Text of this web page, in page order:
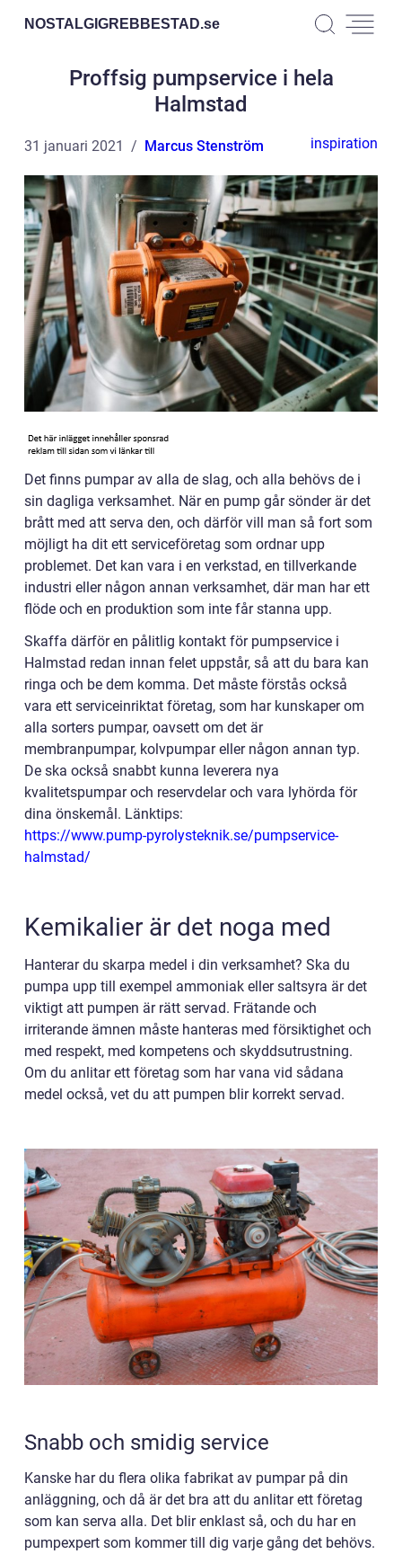
NOSTALGIGREBBESTAD.se
Proffsig pumpservice i hela
Halmstad
31 januari 2021 Marcus Stenström inspiration
Det finns pumpar av alla de slag, och alla behövs de i
sin dagliga verksamhet. När en pump går sönder är det
brått med att serva den, och därför vill man så fort som
möjligt ha dit ett serviceföretag som ordnar upp
problemet. Det kan vara i en verkstad, en tillverkande
industri eller någon annan verksamhet, där man har ett
flöde och en produktion som inte får stanna upp.
Skaffa därför en pålitlig kontakt för pumpservice i
Halmstad redan innan felet uppstår, så att du bara kan
ringa och be dem komma. Det måste förstås också
vara ett serviceinriktat företag, som har kunskaper om
alla sorters pumpar, oavsett om det är
membranpumpar, kolvpumpar eller någon annan typ.
De ska också snabbt kunna leverera nya
kvalitetspumpar och reservdelar och vara lyhörda för
dina önskemål. Länktips:
https://www.pump-pyrolysteknik.se/pumpservice-
halmstad/
Kemikalier är det noga med
Hanterar du skarpa medel i din verksamhet? Ska du
pumpa upp till exempel ammoniak eller saltsyra är det
viktigt att pumpen är rätt servad. Frätande och
irriterande ämnen måste hanteras med försiktighet och
med respekt, med kompetens och skyddsutrustning.
Om du anlitar ett företag som har vana vid sådana
medel också, vet du att pumpen blir korrekt servad.
Snabb och smidig service
Kanske har du flera olika fabrikat av pumpar på din
anläggning, och då är det bra att du anlitar ett företag
som kan serva alla. Det blir enklast så, och du har en
pumpexpert som kommer till dig varje gång det behövs.